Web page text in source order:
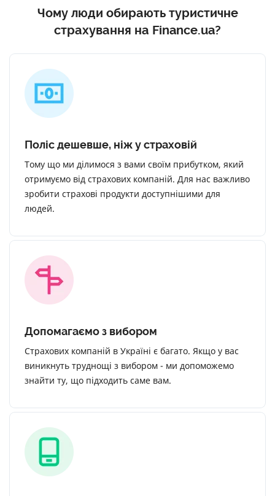
Чому люди обирають туристичне
страхування на Finance.ua?
Поліс дешевше, ніж у страховій
Тому що ми ділимося з вами своїм прибутком, який
отримуємо від страхових компаній. Для нас важливо
зробити страхові продукти доступнішими для
людей.
Допомагаємо з вибором
Страхових компаній в Україні є багато. Якщо у вас
виникнуть труднощі з вибором - ми допоможемо
знайти ту, що підходить саме вам.